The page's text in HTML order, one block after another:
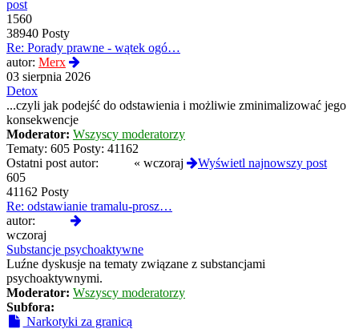
post
1560
38940 Posty
Re: Porady prawne - wątek ogó…
autor: Merx
najnowszy
03 sierpnia 2026
Detox
...czyli jak podejść do odstawienia i możliwie zminimalizować jego
konsekwencje
Moderator: Wszyscy moderatorzy
Tematy: 605 Posty: 41162
Ostatni post autor:
« wczoraj
Wyświetl najnowszy post
605
41162 Posty
Re: odstawianie tramalu-prosz…
autor:
post
wczoraj
Substancje psychoaktywne
Luźne dyskusje na tematy związane z substancjami
psychoaktywnymi.
Moderator: Wszyscy moderatorzy
Subfora:
Narkotyki za granicą